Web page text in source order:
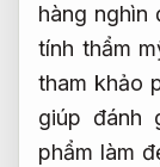
hàng nghìn
tính thẩm
tham khảo
giúp đánh
phẩm làm